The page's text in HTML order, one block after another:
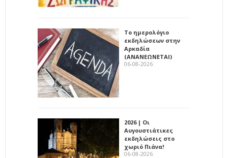
Το ημερολόγιο
εκδηλώσεων στην
Αρκαδία
(ΑΝΑΝΕΩΝΕΤΑΙ)
06-08-2026
2026 | Οι
Αυγουστιάτικες
εκδηλώσεις στο
χωριό Πιάνα!
06-08-2026